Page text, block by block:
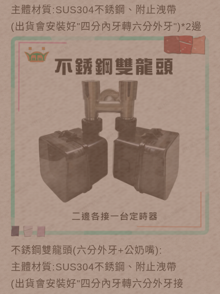
主體材質:SUS304不銹鋼、附止洩帶
(出貨會安裝好"四分內牙轉六分外牙")*2邊
不銹鋼雙龍頭(六分外牙+公奶嘴):
主體材質:SUS304不銹鋼、附止洩帶
(出貨會安裝好"四分內牙轉六分外牙接